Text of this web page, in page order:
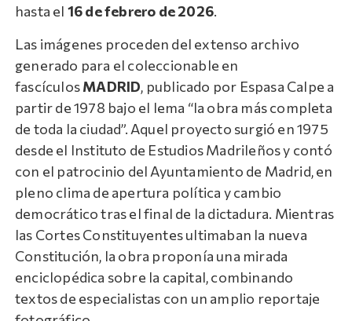
hasta el 16 de febrero de 2026.
Las imágenes proceden del extenso archivo
generado para el coleccionable en
fascículosMADRID, publicado por Espasa Calpe a
partir de 1978 bajo el lema “la obra más completa
de toda la ciudad”. Aquel proyecto surgió en 1975
desde el Instituto de Estudios Madrileños y contó
con el patrocinio del Ayuntamiento de Madrid, en
pleno clima de apertura política y cambio
democrático tras el final de la dictadura. Mientras
las Cortes Constituyentes ultimaban la nueva
Constitución, la obra proponía una mirada
enciclopédica sobre la capital, combinando
textos de especialistas con un amplio reportaje